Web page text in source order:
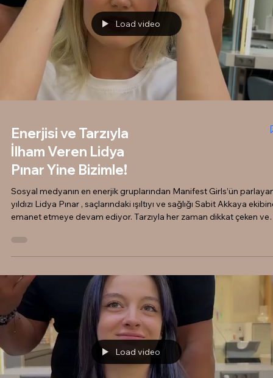
Load video
Enerjisi ve Tarzıyla
İlham Veren Lidya
Pınar Yine Bizimle!
yıldızı Lidya Pınar , saçlarındaki ışıltıyı ve sağlığı Sabit Akkaya
takipçilerine ilham olan Lidya, salonumuzun en renkli
müdavimlerinden biri. Lidya Pınar, saçlarında yeniliği ve dinamizmi
seven bir isim. Salonumuza her ziyaretinde, o anki moduna ve
sezonun trendlerine uygun dokunuşlar yapıyoruz. Bazen saçlarının
doğal parlaklığını ön plan